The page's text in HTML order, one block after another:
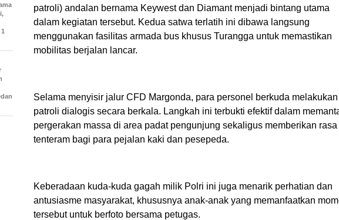
patroli) andalan bernama Keywest dan Diamant menjadi bintang utama
dalam kegiatan tersebut. Kedua satwa terlatih ini dibawa langsung
menggunakan fasilitas armada bus khusus Turangga untuk memastikan
mobilitas berjalan lancar.
Selama menyisir jalur CFD Margonda, para personel berkuda melakukan
patroli dialogis secara berkala. Langkah ini terbukti efektif dalam
pergerakan massa di area padat pengunjung sekaligus memberikan rasa
tenteram bagi para pejalan kaki dan pesepeda.
Keberadaan kuda-kuda gagah milik Polri ini juga menarik perhatian dan
antusiasme masyarakat, khususnya anak-anak yang memanfaatkan
tersebut untuk berfoto bersama petugas.